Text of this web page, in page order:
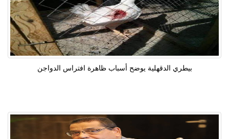
بيطري الدقهلية يوضح أسباب ظاهرة افتراس الدواجن